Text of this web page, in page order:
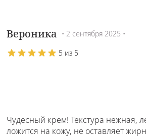
Вероника • 2 сентября 2025 •
5 из 5
Чудесный крем! Текстура нежная,
ложится на кожу, не оставляет